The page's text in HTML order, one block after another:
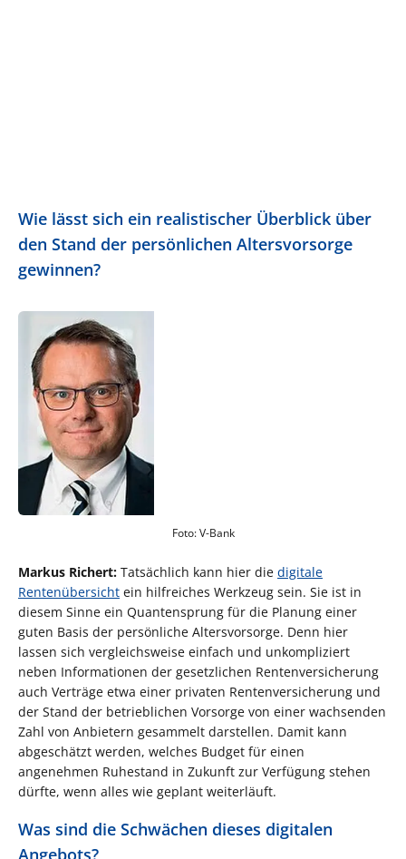
Wie lässt sich ein realistischer Überblick über
den Stand der persönlichen Altersvorsorge
gewinnen?
Foto: V-Bank
Markus Richert: Tatsächlich kann hier die digitale
Rentenübersicht ein hilfreiches Werkzeug sein. Sie ist in
diesem Sinne ein Quantensprung für die Planung einer
guten Basis der persönliche Altersvorsorge. Denn hier
lassen sich vergleichsweise einfach und unkompliziert
neben Informationen der gesetzlichen Rentenversicherung
auch Verträge etwa einer privaten Rentenversicherung und
der Stand der betrieblichen Vorsorge von einer wachsenden
Zahl von Anbietern gesammelt darstellen. Damit kann
abgeschätzt werden, welches Budget für einen
angenehmen Ruhestand in Zukunft zur Verfügung stehen
dürfte, wenn alles wie geplant weiterläuft.
Was sind die Schwächen dieses digitalen
Angebots?